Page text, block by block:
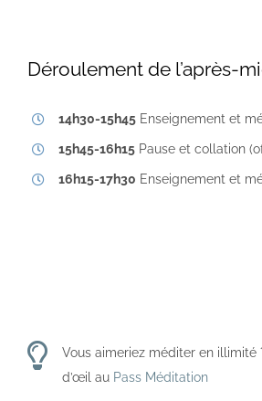
Déroulement de l’après-
14h30-15h45Enseignement et
15h45-16h15Pause et collation
16h15-17h30 Enseignement et
Vous aimeriez méditer en illimité
d’œil au Pass Méditation